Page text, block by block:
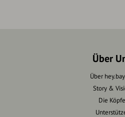
Über
Über
Story &
Die Köpfe